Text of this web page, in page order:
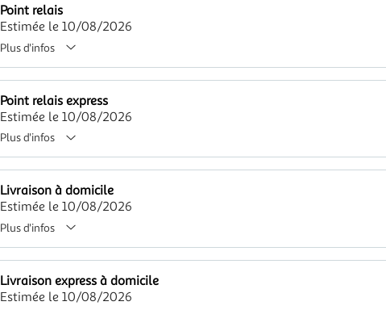
Point relais
Estimée le 10/08/2026
Plus d'infos
Point relais express
Estimée le 10/08/2026
Plus d'infos
Livraison à domicile
Estimée le 10/08/2026
Plus d'infos
Livraison express à domicile
Estimée le 10/08/2026